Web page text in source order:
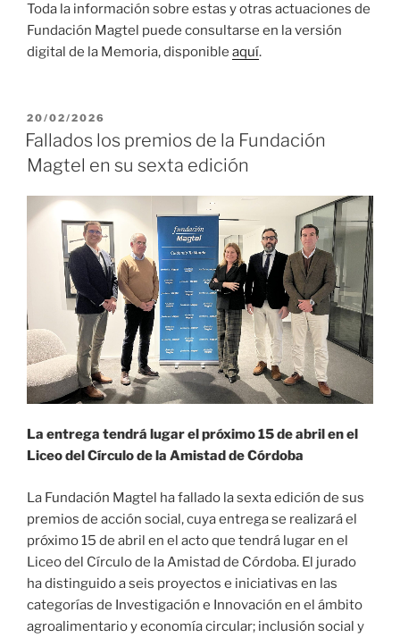
Toda la información sobre estas y otras actuaciones de
Fundación Magtel puede consultarse en la versión
digital de la Memoria, disponible aquí.
20/02/2026
Fallados los premios de la Fundación
Magtel en su sexta edición
La entrega tendrá lugar el próximo 15 de abril en el
Liceo del Círculo de la Amistad de Córdoba
La Fundación Magtel ha fallado la sexta edición de sus
premios de acción social, cuya entrega se realizará el
próximo 15 de abril en el acto que tendrá lugar en el
Liceo del Círculo de la Amistad de Córdoba. El jurado
ha distinguido a seis proyectos e iniciativas en las
categorías de Investigación e Innovación en el ámbito
agroalimentario y economía circular; inclusión social y